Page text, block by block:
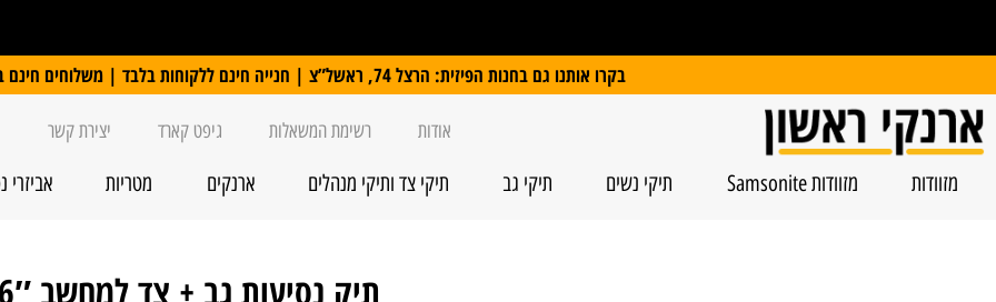
על כל מזוודת Slazenger קבלו משקל דיגיטלי במתנה
בקרו אותנו גם בחנות הפיזית: הרצל 74, ראשל”צ | חנייה חינם ללקוחות בלבד | משלוחים חינם ברכישה מעל 250 ₪
אודות רשימת המשאלות גיפט קארד יצירת קשר
מזוודות מזוודות Samsonite תיקי נשים תיקי גב תיקי צד ותיקי מנהלים ארנקים מטריות אביזרי